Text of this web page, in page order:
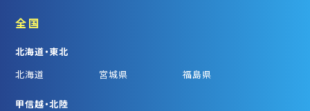
全国
北海道・東北
北海道
宮城県 福島県
甲信越・北陸